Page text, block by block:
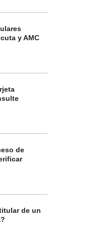
y AMC
de
de un